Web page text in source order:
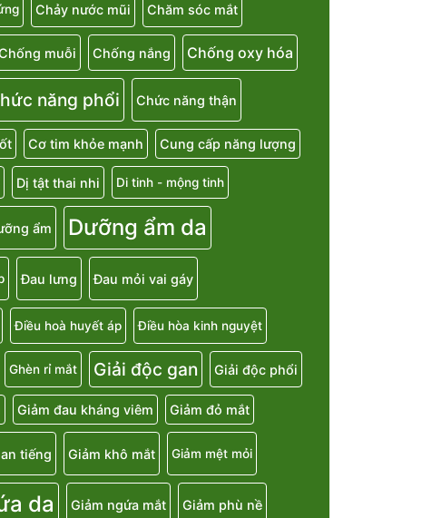
Chảy nước mũi Chăm sóc mắt
muỗi Chống nắng Chống oxy hóa
năng phổi Chức năng thận
Cơ tim khỏe mạnh Cung cấp năng lượng
Dị tật thai nhi Di tinh - mộng tinh
ẩm Dưỡng ẩm da
Đau lưng Đau mỏi vai gáy
Điều hoà huyết áp Điều hòa kinh nguyệt
Ghèn rỉ mắt Giải độc gan Giải độc phổi
Giảm đau kháng viêm Giảm đỏ mắt
tiếng Giảm khô mắt Giảm mệt mỏi
da Giảm ngứa mắt Giảm phù nề